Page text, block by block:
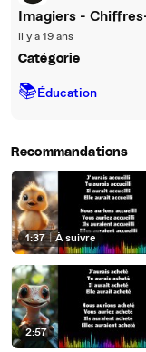
Imagiers -
il y a 19 ans
Catégorie
📚Éducation
Recommandations
1:37 | À suivre
2:57